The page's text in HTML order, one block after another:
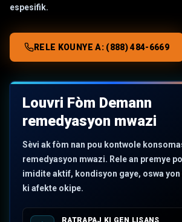
espesifik.
RELE KOUNYE A: (888) 484-6669
Louvri Fòm Demann
remedyasyon mwazi
Sèvi ak fòm nan pou kontwole
remedyasyon mwazi. Rele an premye
imidite aktif, kondisyon gaye, oswa yon
ki afekte okipe.
RATRAPAJ KI GEN LISANS